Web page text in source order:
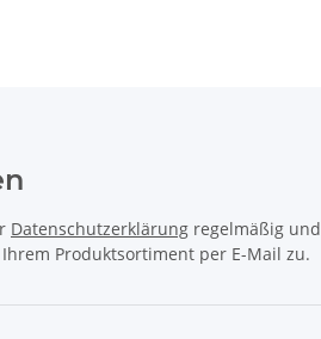
Datenschutzerklärung regelmäßig und
Produktsortiment per E-Mail zu.